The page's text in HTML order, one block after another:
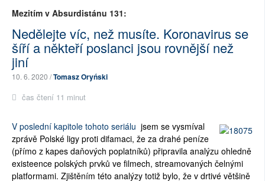
Mezitím v Absurdistánu 131:
Nedělejte víc, než musíte. Koronavirus se
šíří a někteří poslanci jsou rovnější než
jiní
10. 6. 2020 /Tomasz Oryński
čas čtení 11 minut
V poslední kapitole tohoto seriálu jsem se vysmíval
zprávě Polské ligy proti difamaci, že za drahé peníze
(přímo z kapes daňových poplatníků) připravila analýzu ohledně
existeence polských prvků ve filmech, streamovaných čelnými
platformami. Zjištěním této analýzy totiž bylo, že v drtivé většině